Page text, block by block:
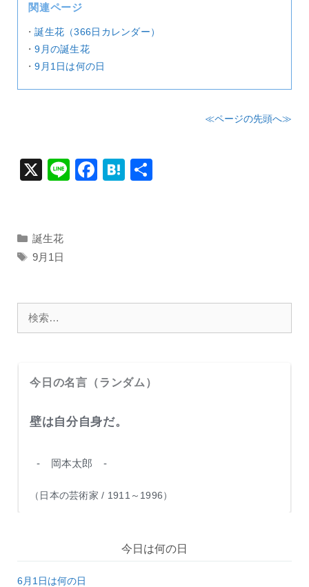
関連ページ
・誕生花（366日カレンダー）
・9月の誕生花
・9月1日は何の日
≪ページの先頭へ≫
X
Li
F
o
H
カ
テ
ゴ
誕生花
タ
9月1日
今日の名言（ランダム）
壁は自分自身だ。
- 岡本太郎 -
（日本の芸術家 / 1911～1996）
今日は何の日
6月1日は何の日